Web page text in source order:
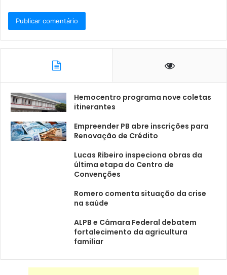
Hemocentro programa nove coletas
itinerantes
Empreender PB abre inscrições para
Renovação de Crédito
Lucas Ribeiro inspeciona obras da
última etapa do Centro de
Convenções
Romero comenta situação da crise
na saúde
ALPB e Câmara Federal debatem
fortalecimento da agricultura
familiar